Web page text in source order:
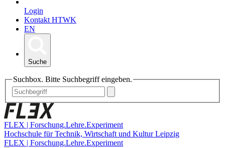
Login
Kontakt HTWK
EN
Suche
Suchbox. Bitte Suchbegriff eingeben.
FLEX | Forschung.Lehre.Experiment
Hochschule für Technik, Wirtschaft und Kultur Leipzig
FLEX | Forschung.Lehre.Experiment